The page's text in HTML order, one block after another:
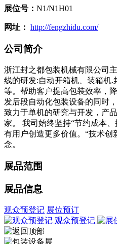
展位号： N1/N1H01
网址： http://fengzhidu.com/
公司简介
浙江封之都包装机械有限公司
线的研发:自动开箱机、装箱机
等。帮助客户提高包装效率，
发后段自动化包装设备的同时
致力于单机的研究与开发，产
家。 我司始终坚持“节约成本
有用户创造更多价值。“技术创
念。
展品范围
展品信息
观众预登记 展位预订
观众预登记